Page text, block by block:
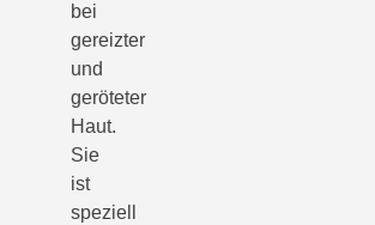
bei
gereizter
und
geröteter
Haut.
Sie
ist
speziell